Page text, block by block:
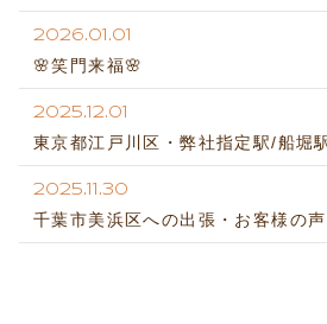
2026.01.01
🌸笑門来福🌸
2025.12.01
東京都江戸川区・弊社指定駅/船堀
2025.11.30
千葉市美浜区への出張・お客様の声